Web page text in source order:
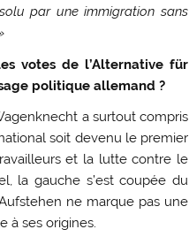
par une immigration sans
votes de l’Alternative für
politique allemand ?
a surtout compris
soit devenu le premier
et la lutte contre le
la gauche s’est coupée du
ne marque pas une
à ses origines.